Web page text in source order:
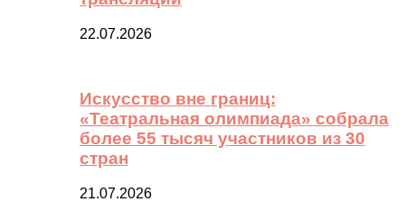
22.07.2026
Искусство вне границ:
«Театральная олимпиада» собрала
более 55 тысяч участников из 30
стран
21.07.2026